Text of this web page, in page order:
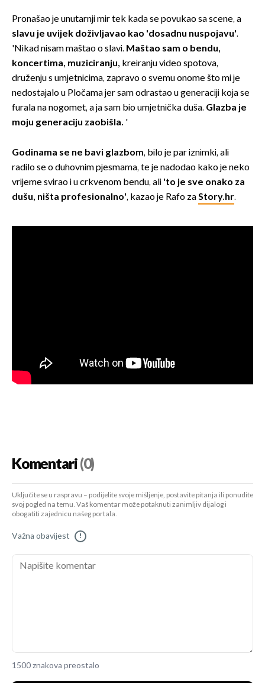
Pronašao je unutarnji mir tek kada se povukao sa scene, a
slavu je uvijek doživljavao kao 'dosadnu nuspojavu'.
'Nikad nisam maštao o slavi. Maštao sam o bendu,
koncertima, muziciranju, kreiranju video spotova,
druženju s umjetnicima, zapravo o svemu onome što mi je
nedostajalo u Pločama jer sam odrastao u generaciji koja se
furala na nogomet, a ja sam bio umjetnička duša. Glazba je
moju generaciju zaobišla. '
Godinama se ne bavi glazbom, bilo je par iznimki, ali
radilo se o duhovnim pjesmama, te je nadodao kako je neko
vrijeme svirao i u crkvenom bendu, ali 'to je sve onako za
dušu, ništa profesionalno', kazao je Rafo zaStory.hr.
Komentari(0)
Uključite se u raspravu – podijelite svoje mišljenje, postavite pitanja ili ponudite
svoj pogled na temu. Vaš komentar može potaknuti zanimljiv dijalog i
obogatiti zajednicu našeg portala.
Važna obavijest !
1500 znakova preostalo